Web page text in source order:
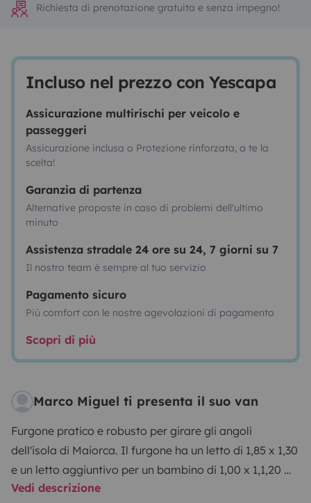
Richiesta di prenotazione gratuita e senza impegno!
Incluso nel prezzo con Yescapa
Assicurazione multirischi per veicolo e
passeggeri
Assicurazione inclusa o Protezione rinforzata, a te la
scelta!
Garanzia di partenza
Alternative proposte in caso di problemi dell'ultimo
minuto
Assistenza stradale 24 ore su 24, 7 giorni su 7
Il nostro team è sempre al tuo servizio
Pagamento sicuro
Più comfort con le nostre agevolazioni di pagamento
Scopri di più
Marco Miguel ti presenta il suo van
Furgone pratico e robusto per girare gli angoli
dell'isola di Maiorca. Il furgone ha un letto di 1,85 x 1,30
e un letto aggiuntivo per un bambino di 1,00 x 1,1,20 m.
Ha un lavandino e una piccola toilette portatile con
Vedi descrizione